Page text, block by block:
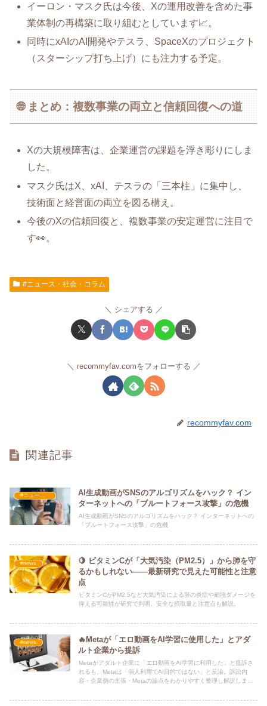
イーロン・マスク氏は今後、Xの運用改善を含めた事
業体制の再構築に取り組むとしています📈。
同時にxAIのAI開発やテスラ、SpaceXのプロジェクト
（スターシップ打ち上げ）にも注力する予定。
🌐 まとめ：複数事業の両立と信頼回復への道
Xの大規模障害は、企業運営の課題を浮き彫りにしま
した。
マスク氏はX、xAI、テスラの「三本柱」に集中し、
技術面と経営面の両立を図る構え。
今後のXの信頼回復と、複数事業の安定運営に注目で
す👀。
#ニュース・社会・コラム
シェアする
recommyfav.comをフォローする
recommyfav.com
関連記事
#ニュース・社会・コラム
AI生成動画がSNSのアルゴリズムをハック？ イン
ターネットへの「ブルートフォース攻撃」の危機
AI生成動画がSNSのアルゴリズムをハック？ インターネットへの
「ブルートフォース攻撃」の危機
#news
🍋 ビタミンCが「大気汚染（PM2.5）」から肺を守
るかもしれない――最新研究で見えた可能性と注意
点
ビタミンCがPM2.5など大気汚染による肺の炎症や細胞ダメージを
抑える可能性が研究で判明。安全な摂取量と注意点も解説。
#news
🔥Metaが「エロ動画をAI学習に使用した」とアダ
ルト企業から提訴
Metaがアダルト企業に「エロ動画をAI学習に利用した」と提訴さ
れるも、Metaは「個人利用でAI目的ではない」と反論。訴訟内
容・企業側の主張・Metaの論点をわかりやすく整理し解説しま